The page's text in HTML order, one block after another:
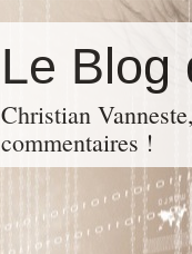
Christian
commentaires !